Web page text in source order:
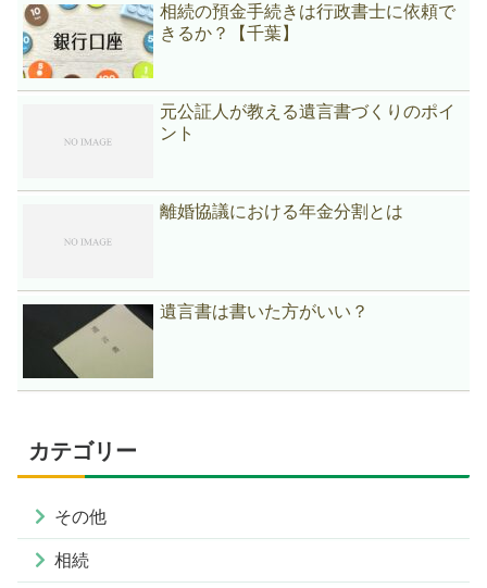
相続の預金手続きは行政書士に依頼で
きるか？【千葉】
元公証人が教える遺言書づくりのポイ
ント
離婚協議における年金分割とは
遺言書は書いた方がいい？
カテゴリー
その他
相続